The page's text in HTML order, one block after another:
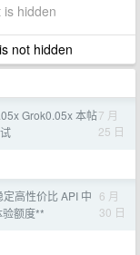
is hidden
not hidden
Grok0.05x 本帖7 月
25 日
高性价比 API 中
额度**
6 月
30 日